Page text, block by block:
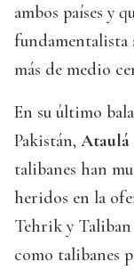
ambos países y
fundamentalista
más de medio
En su último
Pakistán, Ataulá
talibanes han
heridos en la
Tehrik y
como talibanes